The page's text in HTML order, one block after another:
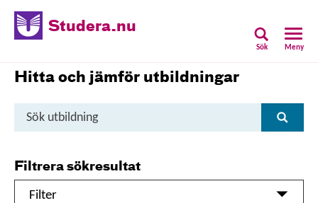
Studera.nu
Sök Meny
Hitta och jämför utbildningar
Sök
Sök
Filtrera sökresultat
Filter